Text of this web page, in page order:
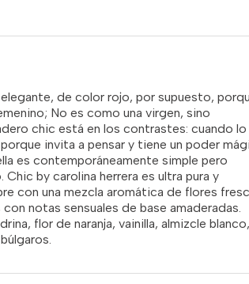
RD$5,000.00.RD$4,350.00.
de color rojo, por supuesto,
No es como una virgen, sino
chic está en los contrastes: cuando lo
invita a pensar y tiene un poder
es contemporáneamente simple pero
by carolina herrera es ultra pura y
con una mezcla aromática de flores
notas sensuales de base amaderadas.
flor de naranja, vainilla, almizcle blanco,